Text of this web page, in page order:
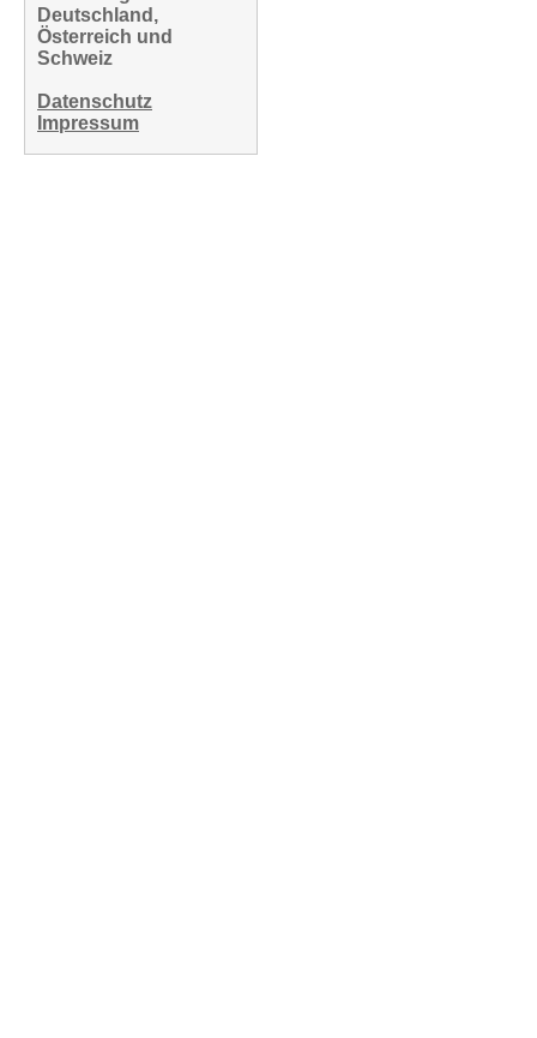
Deutschland,
Österreich und
Schweiz
Datenschutz
Impressum